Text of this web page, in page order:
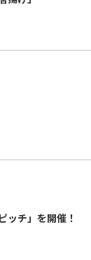
ッチ」を開催！